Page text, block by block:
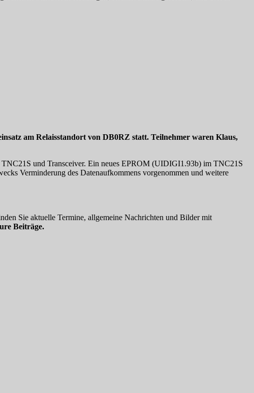
am Relaisstandort von DB0RZ statt. Teilnehmer waren Klaus,
und Transceiver. Ein neues EPROM (UIDIGI1.93b) im TNC21S
Verminderung des Datenaufkommens vorgenommen und weitere
Sie aktuelle Termine, allgemeine Nachrichten und Bilder mit
Beiträge.